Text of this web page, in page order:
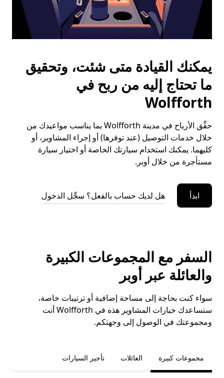
يمكنك القيادة متى شئت، وتحقيق
ما تحتاج إليه من ربح في
Wolfforth
حقِّق الأرباح في مدينة Wolfforth بما يناسب مواعيدك من
خلال خدمات التوصيل (عند توفرها) أو إجراء المشاوير، أو
كليهما. يمكنك استخدام سيارتك الخاصة أو اختيار سيارة
مستأجرة من خلال أوبر.
ابدأ هل لديك حساب بالفعل؟ سجِّل الدخول
السفر مع المجموعات الكبيرة
والعائلة عبر أوبر
سواء كنت بحاجة إلى مساحة إضافية أو ترتيبات خاصة،
ستساعدك خيارات المشاوير هذه في Wolfforth أنت
ومجموعتك في الوصول إلى وجهتكم.
مجموعات كبيرة العائلات تأجير السيارات